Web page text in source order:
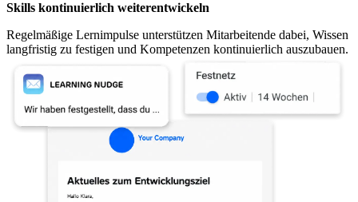
Skills kontinuierlich weiterentwickeln
Regelmäßige Lernimpulse unterstützen Mitarbeitende dabei, Wissen
langfristig zu festigen und Kompetenzen kontinuierlich auszubauen.